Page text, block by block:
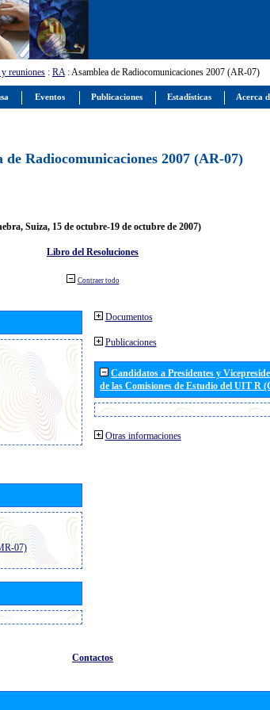
reuniones : RA: Asamblea de Radiocomunicaciones 2007 (AR-07)
de Radiocomunicaciones 2007 (AR-07)
Suiza, 15 de octubre-19 de octubre de 2007)
Libro del Resoluciones
Contraer todo
07)
Documentos
Publicaciones
Candidatos a Presidentes y
de las Comisiones de Estudio del UIT R
Otras informaciones
Contactos
Eventos Publicaciones Estadísticas Acerca